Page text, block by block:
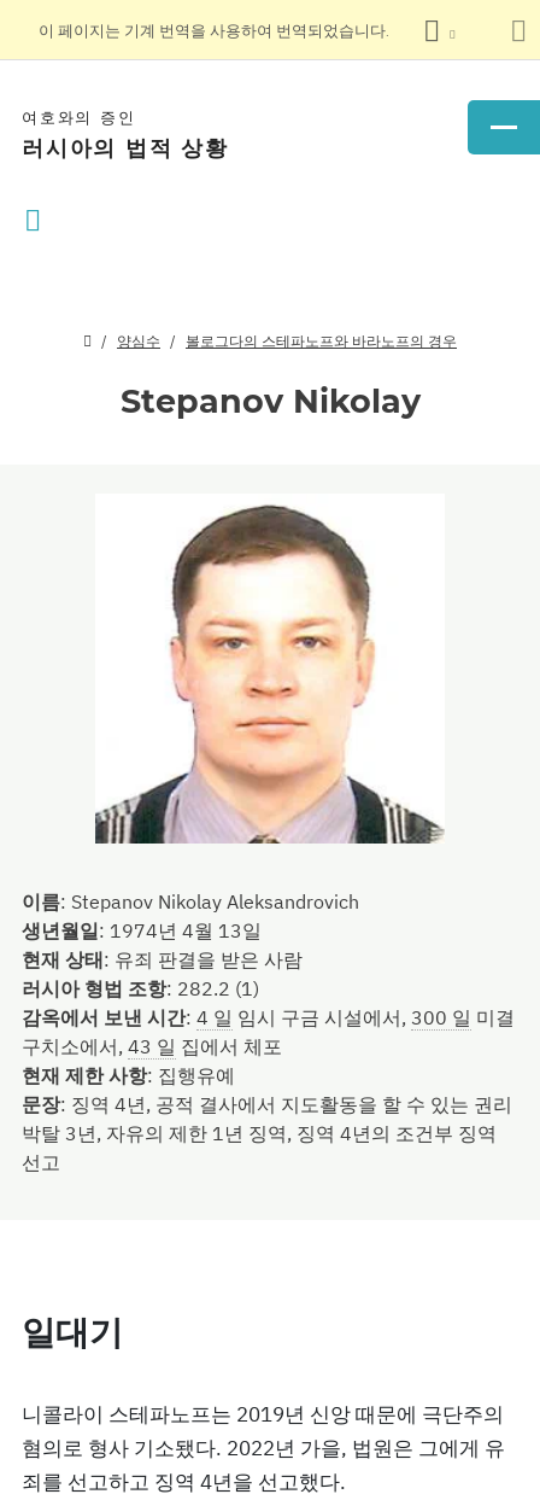
이 페이지는 기계 번역을 사용하여 번역되었습니다.
여호와의 증인
러시아의 법적 상황
양심수 볼로그다의 스테파노프와 바라노프의 경우
Stepanov Nikolay
이름: Stepanov Nikolay Aleksandrovich
생년월일: 1974년 4월 13일
현재 상태: 유죄 판결을 받은 사람
러시아 형법 조항: 282.2 (1)
감옥에서 보낸 시간: 4 일 임시 구금 시설에서, 300 일 미결
구치소에서, 43 일 집에서 체포
현재 제한 사항: 집행유예
문장: 징역 4년, 공적 결사에서 지도활동을 할 수 있는 권리
박탈 3년, 자유의 제한 1년 징역, 징역 4년의 조건부 징역
선고
일대기
니콜라이 스테파노프는 2019년 신앙 때문에 극단주의
혐의로 형사 기소됐다. 2022년 가을, 법원은 그에게 유
죄를 선고하고 징역 4년을 선고했다.